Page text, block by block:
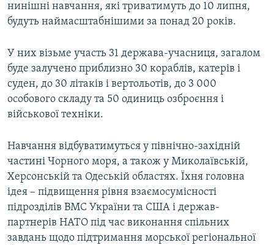
нинішні навчання, які триватимуть до 10 липня,
будуть наймасштабнішими за понад 20 років.
У них візьме участь 31 держава-учасниця, загалом
буде залучено приблизно 30 кораблів, катерів і
суден, до 30 літаків і вертольотів, до 3 000
особового складу та 50 одиниць озброєння і
військової техніки.
Навчання відбуватимуться у північно-західній
частині Чорного моря, а також у Миколаївській,
Херсонській та Одеській областях. Їхня головна
ідея – підвищення рівня взаємосумісності
підрозділів ВМС України та США і держав-
партнерів НАТО під час виконання спільних
завдань щодо підтримання морської регіональної